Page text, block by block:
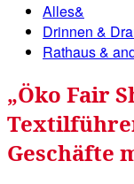
Alles&
Drinnen &
Rathaus &
„Öko Fair
Geschäfte